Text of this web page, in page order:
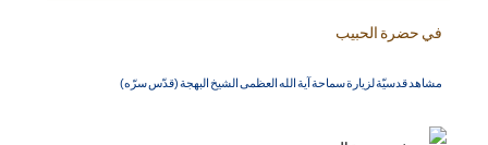
في حضرة الحبيب
مشاهد قدسيّة لزيارة سماحة آية الله العظمى الشيخ البهجة (قدّس سرّه)